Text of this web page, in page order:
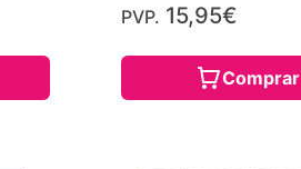
PVP. 15,95€
Comprar